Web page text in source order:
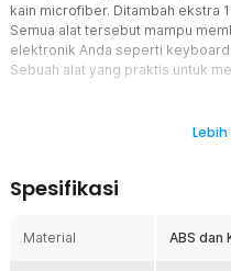
kain microfiber. Ditambah ekstra
Semua alat tersebut mampu
elektronik Anda seperti
Sebuah alat yang praktis untuk
menggunakan sikat pembersih
bersihkan dengan
Spesifikasi
Material ABS dan